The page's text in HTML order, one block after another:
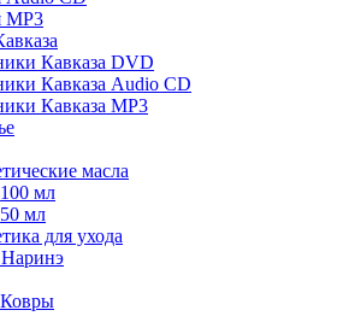
MP3
Кавказа DVD
Кавказа Audio CD
Кавказа MP3
масла
100 мл
50 мл
для ухода